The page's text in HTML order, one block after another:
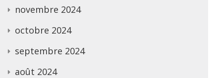
novembre 2024
octobre 2024
septembre 2024
août 2024